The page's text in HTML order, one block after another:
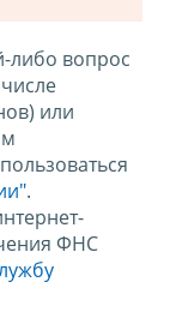
либо вопрос
или
.
ФНС